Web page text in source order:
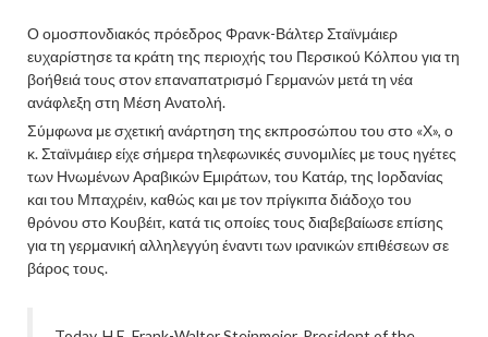
Ο ομοσπονδιακός πρόεδρος Φρανκ-Βάλτερ Σταϊνμάιερ
ευχαρίστησε τα κράτη της περιοχής του Περσικού Κόλπου για τη
βοήθειά τους στον επαναπατρισμό Γερμανών μετά τη νέα
ανάφλεξη στη Μέση Ανατολή.
Σύμφωνα με σχετική ανάρτηση της εκπροσώπου του στο «Χ», ο
κ. Σταϊνμάιερ είχε σήμερα τηλεφωνικές συνομιλίες με τους ηγέτες
των Ηνωμένων Αραβικών Εμιράτων, του Κατάρ, της Ιορδανίας
και του Μπαχρέιν, καθώς και με τον πρίγκιπα διάδοχο του
θρόνου στο Κουβέιτ, κατά τις οποίες τους διαβεβαίωσε επίσης
για τη γερμανική αλληλεγγύη έναντι των ιρανικών επιθέσεων σε
βάρος τους.